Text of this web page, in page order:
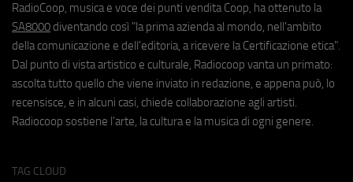
RadioCoop, musica e voce dei punti vendita Coop, ha ottenuto la
SA8000 diventando così "la prima azienda al mondo, nell'ambito
della comunicazione e dell'editoria, a ricevere la Certificazione etica".
Dal punto di vista artistico e culturale, Radiocoop vanta un primato:
ascolta tutto quello che viene inviato in redazione, e appena può, lo
recensisce, e in alcuni casi, chiede collaborazione agli artisti.
Radiocoop sostiene l'arte, la cultura e la musica di ogni genere.
TAG CLOUD